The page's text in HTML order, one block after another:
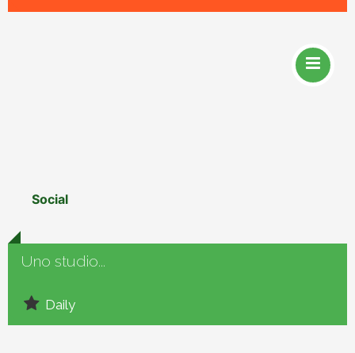
Uno studio...
Daily
Social